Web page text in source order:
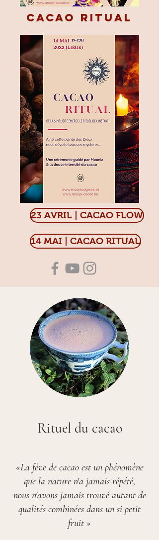
CACAO RITUAL
23 AVRIL | CACAO FLOW
14 MAI | CACAO RITUAL
Rituel du cacao
«La fève de cacao est un phénomène
que la nature n'a jamais répété,
nous n'avons jamais trouvé autant de
qualités combinées dans un si petit
fruit »